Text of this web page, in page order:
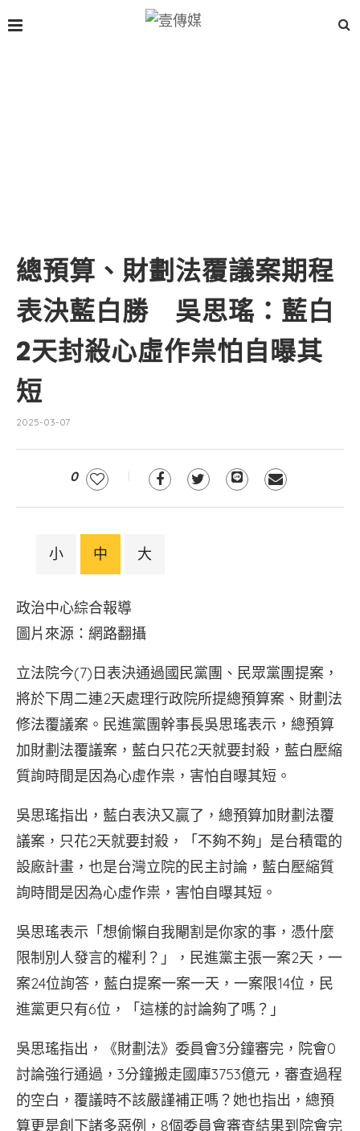
總預算、財劃法覆議案期程
表決藍白勝 吳思瑤：藍白
2天封殺心虛作祟怕自曝其
短
2025-03-07
0
小 中 大
政治中心綜合報導
圖片來源：網路翻攝
立法院今(7)日表決通過國民黨團、民眾黨團提案，
將於下周二連2天處理行政院所提總預算案、財劃法
修法覆議案。民進黨團幹事長吳思瑤表示，總預算
加財劃法覆議案，藍白只花2天就要封殺，藍白壓縮
質詢時間是因為心虛作祟，害怕自曝其短。
吳思瑤指出，藍白表決又贏了，總預算加財劃法覆
議案，只花2天就要封殺，「不夠不夠」是台積電的
設廠計畫，也是台灣立院的民主討論，藍白壓縮質
詢時間是因為心虛作祟，害怕自曝其短。
吳思瑤表示「想偷懶自我閹割是你家的事，憑什麼
限制別人發言的權利？」，民進黨主張一案2天，一
案24位詢答，藍白提案一案一天，一案限14位，民
進黨更只有6位，「這樣的討論夠了嗎？」
吳思瑤指出，《財劃法》委員會3分鐘審完，院會0
討論強行通過，3分鐘搬走國庫3753億元，審查過程
的空白，覆議時不該嚴謹補正嗎？她也指出，總預
算更是創下諸多惡例，8個委員會審查結果到院會完